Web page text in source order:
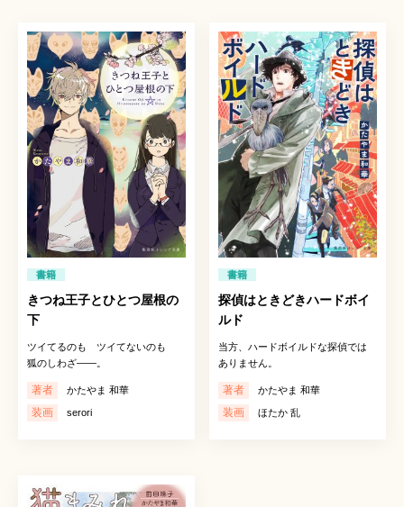
書籍
きつね王子とひとつ屋根の
下
ツイてるのも ツイてないのも
狐のしわざ――。
著者 かたやま 和華
装画 serori
書籍
探偵はときどきハードボイ
ルド
当方、ハードボイルドな探偵では
ありません。
著者 かたやま 和華
装画 ほたか 乱